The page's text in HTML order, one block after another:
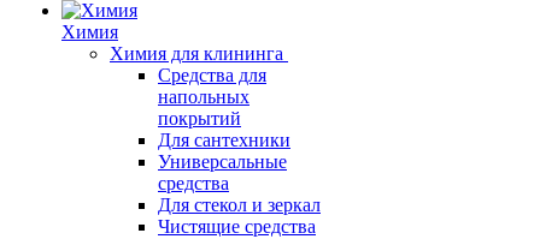
Химия
Химия для клининга
Средства для
напольных
покрытий
Для сантехники
Универсальные
средства
Для стекол и зеркал
Чистящие средства